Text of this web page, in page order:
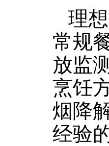
理
常规
放监
烹饪
烟降
经验